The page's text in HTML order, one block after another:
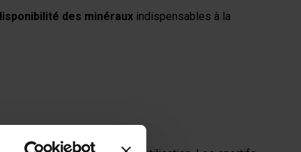
des minéraux indispensables à la